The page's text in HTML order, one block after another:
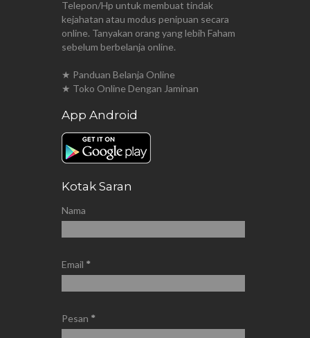
Telepon/Hp untuk membuat tindak
kejahatan atau modus penipuan secara
online. Tanyakan orang yang lebih Faham
sebelum berbelanja online.
★ Panduan Belanja Online
★ Toko Online Dengan Jaminan
App Android
Kotak Saran
Nama
Email *
Pesan *